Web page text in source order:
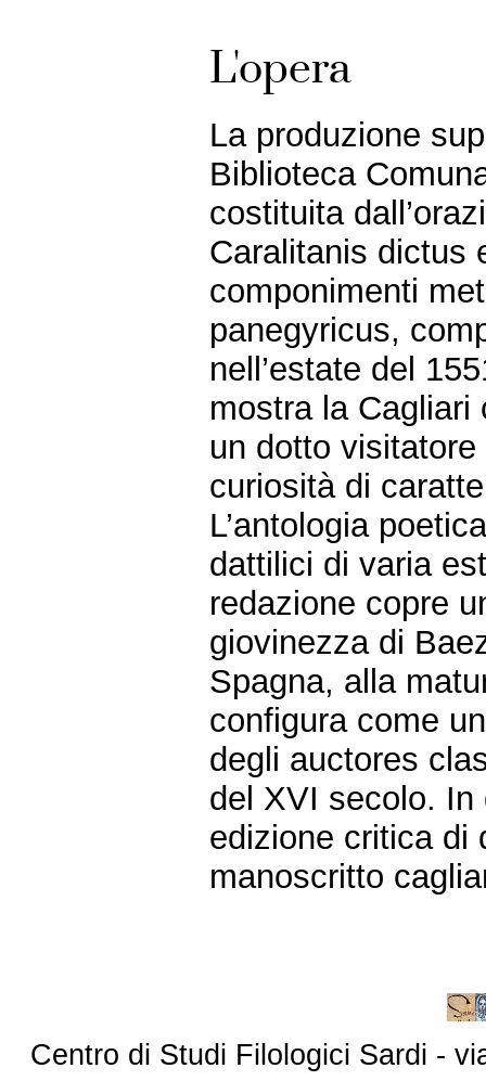
L'opera
La produzione
Biblioteca
costituita
Caralitanis dictus
componimenti
panegyricus,
nell’estate del
mostra la
un dotto
curiosità di
L’antologia
dattilici di varia
redazione copre
giovinezza di
Spagna, alla
configura come
degli auctores
del XVI secolo.
edizione critica di
manoscritto
Centro di Studi Filologici Sardi -